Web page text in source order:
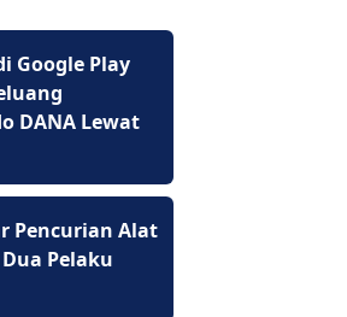
Google Play
DANA Lewat
Pencurian Alat
Pelaku